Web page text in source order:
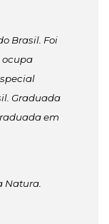
Brasil. Foi
ocupa
Graduada
em
Natura.